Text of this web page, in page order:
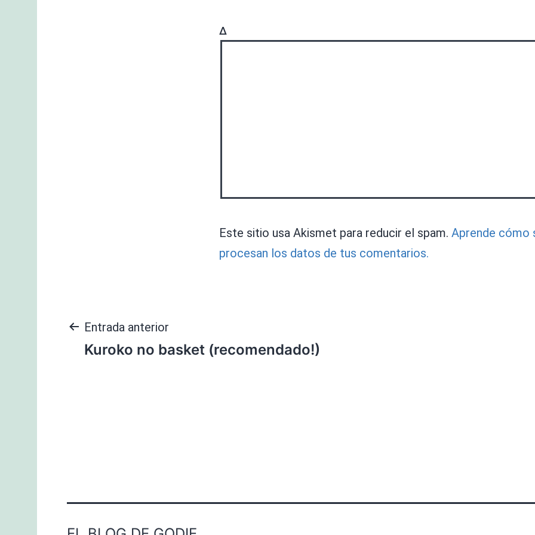
Δ
Este sitio usa Akismet para reducir el spam. Aprende cómo
procesan los datos de tus comentarios.
Navegación
Entrada anterior
Kuroko no basket (recomendado!)